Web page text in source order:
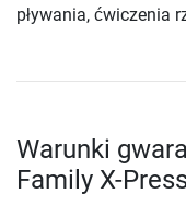
pływania, ćwiczenia
Warunki
Family X-